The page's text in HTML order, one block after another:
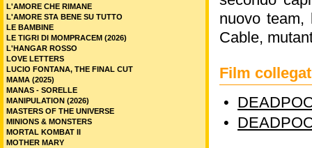
nuovo team,
Cable,
Film
•
•
L'AMORE CHE RIMANE
L'AMORE STA BENE SU TUTTO
LE BAMBINE
LE TIGRI DI MOMPRACEM (2026)
L'HANGAR ROSSO
LOVE LETTERS
LUCIO FONTANA, THE FINAL CUT
MAMA (2025)
MANAS - SORELLE
MANIPULATION (2026)
MASTERS OF THE UNIVERSE
MINIONS & MONSTERS
MORTAL KOMBAT II
MOTHER MARY